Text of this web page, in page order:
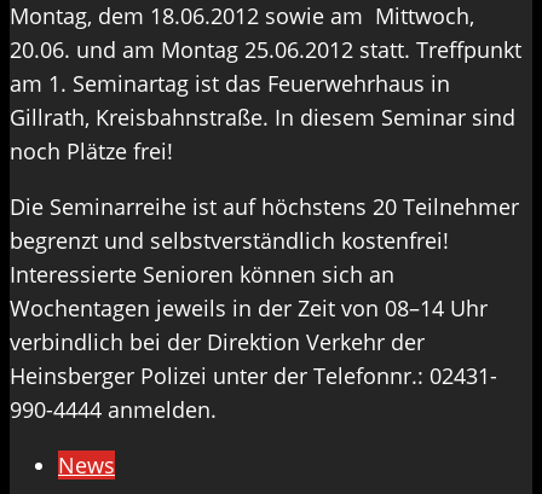
Montag, dem 18.06.2012 sowie am Mittwoch,
20.06. und am Montag 25.06.2012 statt. Treffpunkt
am 1. Seminartag ist das Feuerwehrhaus in
Gillrath, Kreisbahnstraße. In diesem Seminar sind
noch Plätze frei!
Die Seminarreihe ist auf höchstens 20 Teilnehmer
begrenzt und selbstverständlich kostenfrei!
Interessierte Senioren können sich an
Wochentagen jeweils in der Zeit von 08–14 Uhr
verbindlich bei der Direktion Verkehr der
Heinsberger Polizei unter der Telefonnr.: 02431-
990-4444 anmelden.
News